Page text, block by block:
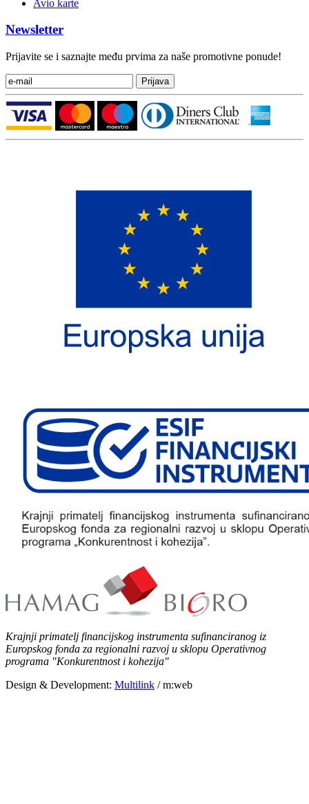
Avio karte
Newsletter
Prijavite se i saznajte među prvima za naše promotivne ponude!
Krajnji primatelj financijskog instrumenta sufinanciranog iz
Europskog fonda za regionalni razvoj u sklopu Operativnog
programa "Konkurentnost i kohezija"
Design & Development: Multilink / m:web